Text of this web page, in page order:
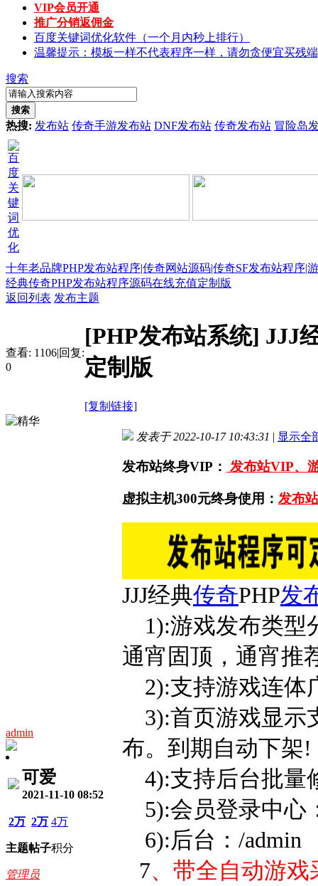
VIP会员开通
推广分销返佣金
百度关键词优化软件（一个月内秒上排行）
温馨提示：模板一样不代表程序一样，请勿贪便宜买残
搜索
搜索
热搜: 发布站 传奇手游发布站 DNF发布站 传奇发布站 冒险岛
十年老品牌PHP发布站程序|传奇网站源码|传奇SF发布站程序|
经典传奇PHP发布站程序源码在线充值定制版
返回列表 发布主题
查看: 1106|回复:
0
[PHP发布站系统] JJJ
定制版
[复制链接]
admin
可爱
2021-11-10 08:52
2万
主题
2万
帖子
4万
积分
管理员
发表于 2022-10-17 10:43:31 | 显示全
发布站终身VIP： 发布站VIP、
虚拟主机300元终身使用： 发布
JJJ经典传奇PHP发
1):游戏发布类型
通宵固顶，通宵推
2):支持游戏连体
3):首页游戏显示
布。到期自动下架!
4):支持后台批量
5):会员登录中心
6):后台：/
7、带全自动游戏